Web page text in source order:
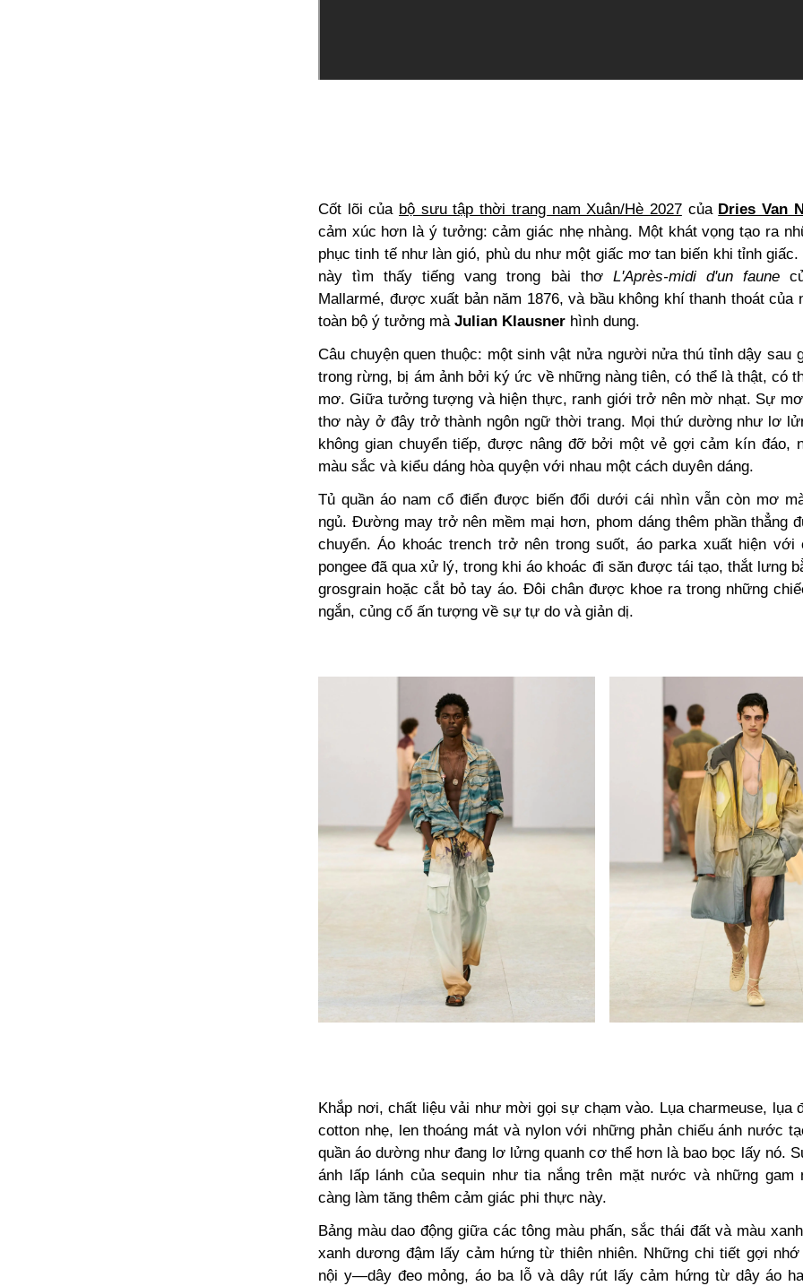
Cốt lõi của bộ sưu tập thời trang nam Xuân/Hè 2027của Dries Van
cảm xúc hơn là ý tưởng: cảm giác nhẹ nhàng. Một khát vọng tạo ra
phục tinh tế như làn gió, phù du như một giấc mơ tan biến khi tỉnh
này tìm thấy tiếng vang trong bài thơ L'Après-midi d'un faune
Mallarmé, được xuất bản năm 1876, và bầu không khí thanh thoát của
toàn bộ ý tưởng mà Julian Klausner hình dung.
Câu chuyện quen thuộc: một sinh vật nửa người nửa thú tỉnh dậy sau
trong rừng, bị ám ảnh bởi ký ức về những nàng tiên, có thể là thật, có
mơ. Giữa tưởng tượng và hiện thực, ranh giới trở nên mờ nhạt. Sự
thơ này ở đây trở thành ngôn ngữ thời trang. Mọi thứ dường như lơ
không gian chuyển tiếp, được nâng đỡ bởi một vẻ gợi cảm kín đáo,
màu sắc và kiểu dáng hòa quyện với nhau một cách duyên dáng.
Tủ quần áo nam cổ điển được biến đổi dưới cái nhìn vẫn còn mơ
ngủ. Đường may trở nên mềm mại hơn, phom dáng thêm phần thẳng
chuyển. Áo khoác trench trở nên trong suốt, áo parka xuất hiện với
pongee đã qua xử lý, trong khi áo khoác đi săn được tái tạo, thắt lưng
grosgrain hoặc cắt bỏ tay áo. Đôi chân được khoe ra trong những
ngắn, củng cố ấn tượng về sự tự do và giản dị.
Khắp nơi, chất liệu vải như mời gọi sự chạm vào. Lụa charmeuse, lụa
cotton nhẹ, len thoáng mát và nylon với những phản chiếu ánh nước
quần áo dường như đang lơ lửng quanh cơ thể hơn là bao bọc lấy nó.
ánh lấp lánh của sequin như tia nắng trên mặt nước và những gam
càng làm tăng thêm cảm giác phi thực này.
Bảng màu dao động giữa các tông màu phấn, sắc thái đất và màu
xanh dương đậm lấy cảm hứng từ thiên nhiên. Những chi tiết gợi
nội y—dây đeo mỏng, áo ba lỗ và dây rút lấy cảm hứng từ dây áo